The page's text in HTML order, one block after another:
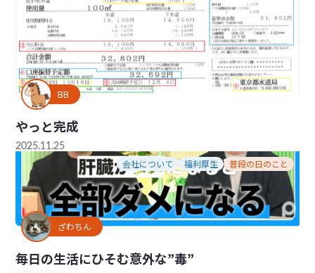
BB
やっと完成
2025.11.25
会社について 福利厚生 普段の日のこと
ざわちん
毎日の生活にひそむ意外な”毒”